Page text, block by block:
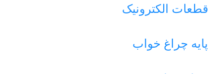
قطعات الکترونیک
پایه چراغ خواب